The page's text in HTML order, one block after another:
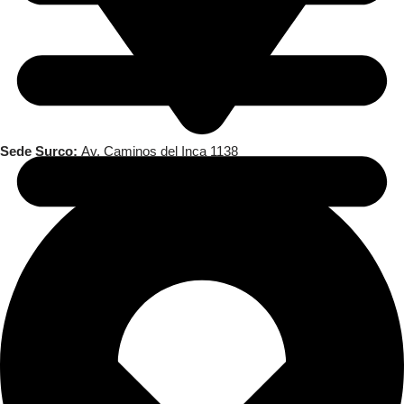
Sede Surco: Av. Caminos del Inca 1138